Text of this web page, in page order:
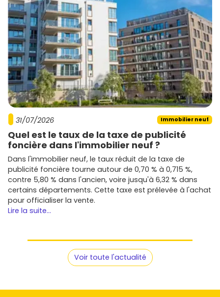
31/07/2026 Immobilier neuf
Quel est le taux de la taxe de publicité
foncière dans l'immobilier neuf ?
Dans l'immobilier neuf, le taux réduit de la taxe de
publicité foncière tourne autour de 0,70 % à 0,715 %,
contre 5,80 % dans l'ancien, voire jusqu'à 6,32 % dans
certains départements. Cette taxe est prélevée à l'achat
pour officialiser la vente.
Lire la suite...
Voir toute l'actualité